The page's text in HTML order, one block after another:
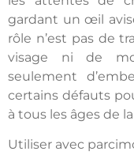
gardant un œil
rôle n’est pas de
visage ni de
seulement
certains défauts
à tous les âges de
Utiliser avec